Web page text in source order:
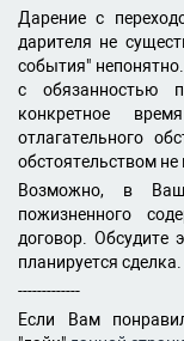
Дарение с
дарителя не
события"
с обязанностью
конкретное
отлагательного
обстоятельством
Возможно, в
пожизненного
договор. Обсудите
планируется сделка.
-------------
Если Вам